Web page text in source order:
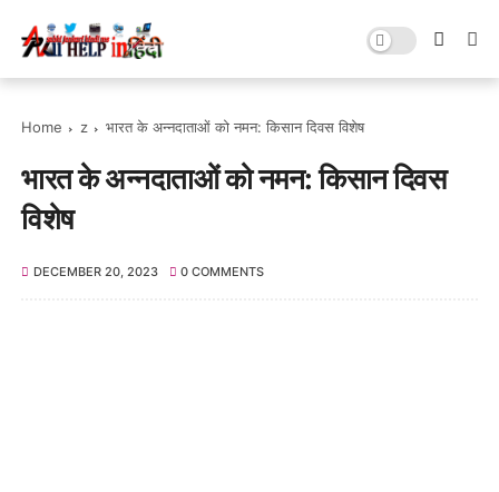
Home z भारत के अन्नदाताओं को नमन: किसान दिवस विशेष
भारत के अन्नदाताओं को नमन: किसान दिवस
विशेष
DECEMBER 20, 2023 0 COMMENTS